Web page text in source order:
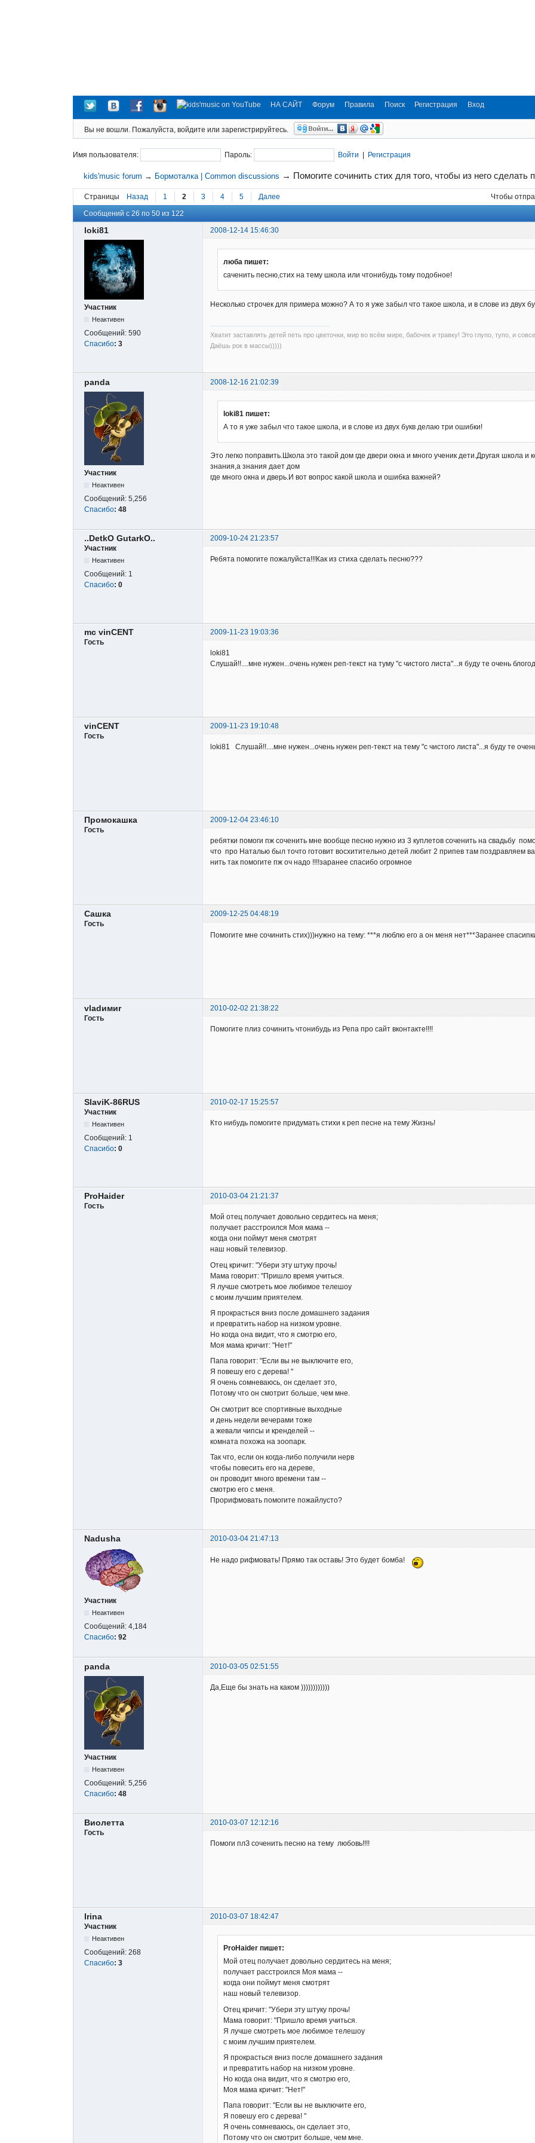
НА САЙТ Форум Правила Поиск Регистрация Вход
Вы не вошли. Пожалуйста, войдите или зарегистрируйтесь.
Имя пользователя: Пароль: Войти | Регистрация
kids'music forum → Бормоталка | Common discussions → Помогите сочинить стих для того, чтобы из него сделать
Страницы Назад 1 2 3 4 5 Далее
Чтобы
Сообщений с 26 по 50 из 122
loki81 2008-12-14 15:46:30
Участник
Неактивен
Сообщений: 590
Спасибо: 3
люба пишет:
саченить песню,стих на тему школа или чтонибудь тому подобное!
Несколько строчек для примера можно? А то я уже забыл что такое школа, и в слове из двух
Хватит заставлять детей петь про цветочки, мир во всём мире, бабочек и травку! Это глупо, тупо, и
Даёшь рок в массы)))))
panda 2008-12-16 21:02:39
Участник
Неактивен
Сообщений: 5,256
Спасибо: 48
loki81 пишет:
А то я уже забыл что такое школа, и в слове из двух букв делаю три ошибки!
Это легко поправить.Школа это такой дом где двери окна и много ученик дети.Другая школа
знания,а знания дает дом
где много окна и дверь.И вот вопрос какой школа и ошибка важней?
..DetkO GutarkO..
2009-10-24 21:23:57
Участник
Неактивен
Сообщений: 1
Спасибо: 0
Ребята помогите пожалуйста!!!Как из стиха сделать песню???
mc vinCENT
2009-11-23 19:03:36
Гость
loki81
Слушай!!....мне нужен...очень нужен реп-текст на туму "с чистого листа"...я буду те очень
vinCENT
2009-11-23 19:10:48
Гость
loki81 Слушай!!....мне нужен...очень нужен реп-текст на тeму "с чистого листа"...я буду те
Промокашка
2009-12-04 23:46:10
Гость
ребятки помоги пж соченить мне вообще песню нужно из 3 куплетов соченить на свадьбу
что про Наталью был точто готовит восхитительно детей любит 2 припев там поздравляем
нить так помогите пж оч надо !!!!заранее спасибо огромное
Сашка
2009-12-25 04:48:19
Гость
Помогите мне сочинить стих)))нужно на тему: ***я люблю его а он меня нет***Заранее
vlаdимиr
2010-02-02 21:38:22
Гость
Помогите плиз сочинить чтонибудь из Репа про сайт вконтакте!!!!
SlaviK-86RUS
2010-02-17 15:25:57
Участник
Неактивен
Сообщений: 1
Спасибо: 0
Кто нибудь помогите придумать стихи к реп песне на тему Жизнь!
ProHaider
2010-03-04 21:21:37
Гость
Мой отец получает довольно сердитесь на меня;
получает расстроился Моя мама --
когда они поймут меня смотрят
наш новый телевизор.
Отец кричит: "Убери эту штуку прочь!
Мама говорит: "Пришло время учиться.
Я лучше смотреть мое любимое телешоу
с моим лучшим приятелем.
Я прокрасться вниз после домашнего задания
и превратить набор на низком уровне.
Но когда она видит, что я смотрю его,
Моя мама кричит: "Нет!"
Папа говорит: "Если вы не выключите его,
Я повешу его с дерева! "
Я очень сомневаюсь, он сделает это,
Потому что он смотрит больше, чем мне.
Он смотрит все спортивные выходные
и день недели вечерами тоже
а жевали чипсы и кренделей --
комната похожа на зоопарк.
Так что, если он когда-либо получили нерв
чтобы повесить его на дереве,
он проводит много времени там --
смотрю его с меня.
Прорифмовать помогите пожайлусто?
Nadusha 2010-03-04 21:47:13
Участник
Неактивен
Сообщений: 4,184
Спасибо: 92
Не надо рифмовать! Прямо так оставь! Это будет бомба!
panda 2010-03-05 02:51:55
Участник
Неактивен
Сообщений: 5,256
Спасибо: 48
Да,Еще бы знать на каком ))))))))))))
Виолетта
2010-03-07 12:12:16
Гость
Помоги плЗ соченить песню на тему любовь!!!!
Irina
2010-03-07 18:42:47
Участник
Неактивен
Сообщений: 268
Спасибо: 3
ProHaider пишет:
Мой отец получает довольно сердитесь на меня;
получает расстроился Моя мама --
когда они поймут меня смотрят
наш новый телевизор.
Отец кричит: "Убери эту штуку прочь!
Мама говорит: "Пришло время учиться.
Я лучше смотреть мое любимое телешоу
с моим лучшим приятелем.
Я прокрасться вниз после домашнего задания
и превратить набор на низком уровне.
Но когда она видит, что я смотрю его,
Моя мама кричит: "Нет!"
Папа говорит: "Если вы не выключите его,
Я повешу его с дерева! "
Я очень сомневаюсь, он сделает это,
Потому что он смотрит больше, чем мне.